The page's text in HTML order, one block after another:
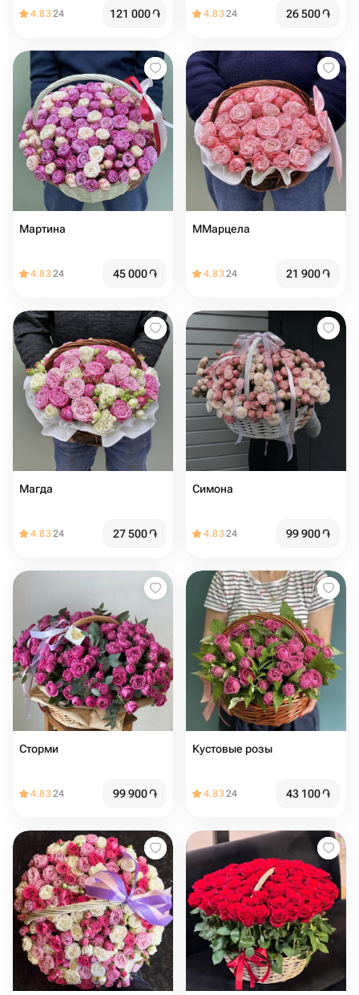
4.8324 121 000֏ 4.8324 26 500֏
Мартина
4.8324 45 000֏
ММарцела
4.8324 21 900֏
Магда
4.8324 27 500֏
Симона
4.8324 99 900֏
Сторми
4.8324 99 900֏
Кустовые розы
4.8324 43 100֏